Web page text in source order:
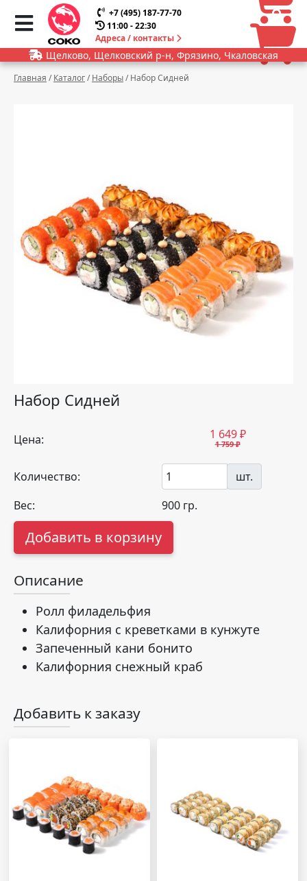
+7 (495) 187-77-70
11:00 - 22:30
Адреса / контакты
0
0
Щелково, Щелковский р-н, Фрязино, Чкаловская
Главная / Каталог/ Наборы/ Набор Сидней
Набор Сидней
Цена: 1 649₽
1 759 ₽
Количество:
шт.
Вес:
900 гр.
Добавить в корзину
Описание
Ролл филадельфия
Калифорния с креветками в кунжуте
Запеченный кани бонито
Калифорния снежный краб
Добавить к заказу